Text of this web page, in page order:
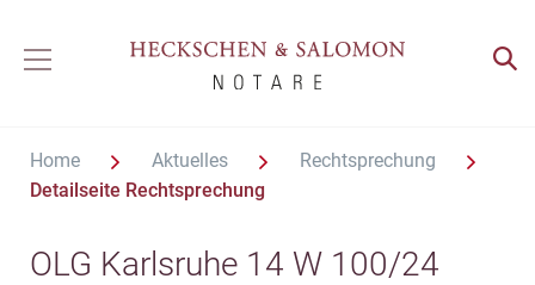
Home Aktuelles
Rechtsprechung
Detailseite Rechtsprechung
OLG Karlsruhe 14 W 100/24